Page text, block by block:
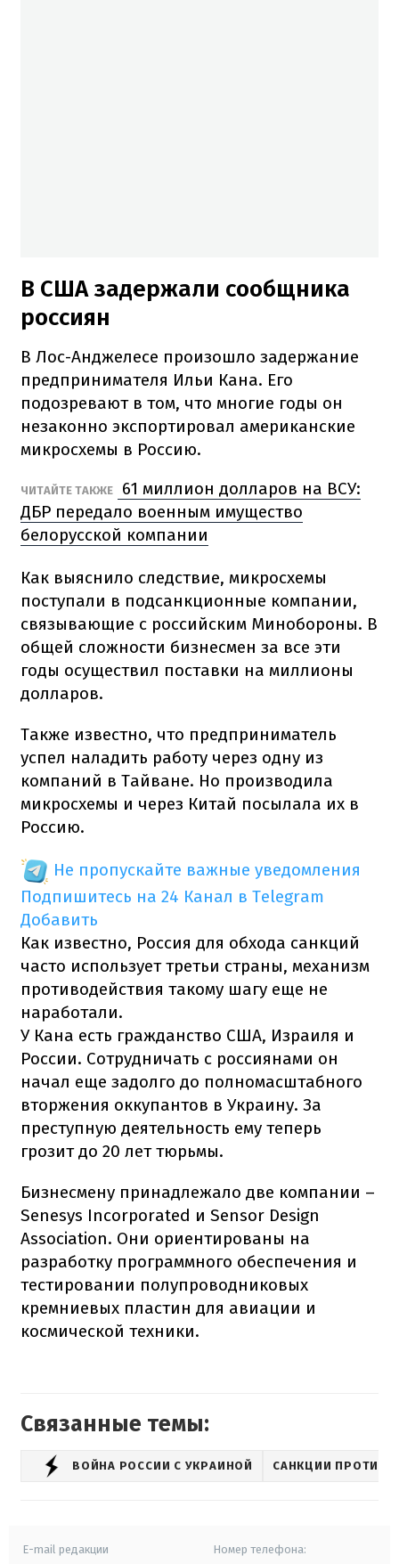
В США задержали сообщника
россиян
В Лос-Анджелесе произошло задержание
предпринимателя Ильи Кана. Его
подозревают в том, что многие годы он
незаконно экспортировал американские
микросхемы в Россию.
ЧИТАЙТЕ ТАКЖЕ
61 миллион долларов на ВСУ:
ДБР передало военным имущество
белорусской компании
Как выяснило следствие, микросхемы
поступали в подсанкционные компании,
связывающие с российским Минобороны. В
общей сложности бизнесмен за все эти
годы осуществил поставки на миллионы
долларов.
Также известно, что предприниматель
успел наладить работу через одну из
компаний в Тайване. Но производила
микросхемы и через Китай посылала их в
Россию.
Не пропускайте важные уведомления
Подпишитесь на 24 Канал в Telegram
Добавить
Как известно, Россия для обхода санкций
часто использует третьи страны, механизм
противодействия такому шагу еще не
наработали.
У Кана есть гражданство США, Израиля и
России. Сотрудничать с россиянами он
начал еще задолго до полномасштабного
вторжения оккупантов в Украину. За
преступную деятельность ему теперь
грозит до 20 лет тюрьмы.
Бизнесмену принадлежало две компании –
Senesys Incorporated и Sensor Design
Association. Они ориентированы на
разработку программного обеспечения и
тестировании полупроводниковых
кремниевых пластин для авиации и
космической техники.
Связанные темы:
ВОЙНА РОССИИ С УКРАИНОЙ САНКЦИИ ПРОТИВ
E-mail редакции Номер телефона: